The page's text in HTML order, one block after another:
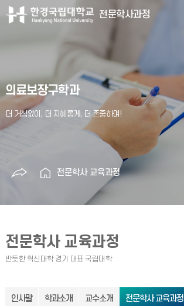
전문학사과정
의료보장구학과
전문학사 교육과정
전문학사 교육과정
인사말 학과소개 교수소개 전문학사 교육과정